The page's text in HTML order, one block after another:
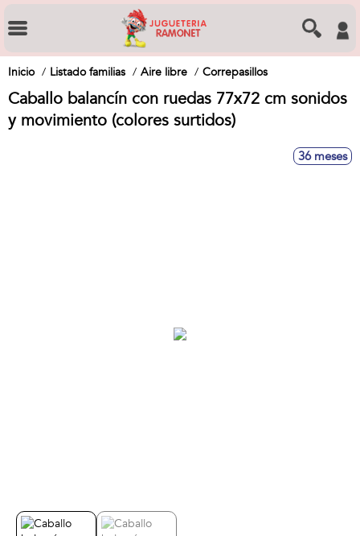
Inicio Listado familias Aire libre Correpasillos
Caballo balancín con ruedas 77x72 cm sonidos
y movimiento (colores surtidos)
36 meses